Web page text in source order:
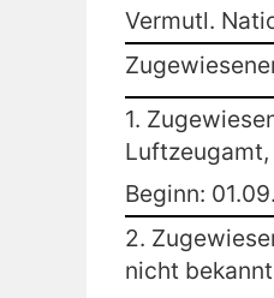
Vermutl.
1.
Luftzeugamt,
Beginn:
2.
nicht bekannt